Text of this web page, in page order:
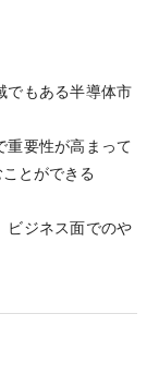
でもある半導体市
重要性が高まって
とができる
ビジネス面でのや